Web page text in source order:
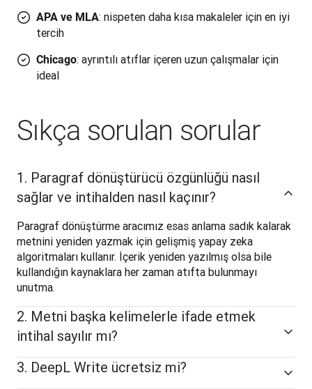
APA ve MLA: nispeten daha kısa makaleler için en iyi
tercih
Chicago: ayrıntılı atıflar içeren uzun çalışmalar için
ideal
Sıkça sorulan sorular
1. Paragraf dönüştürücü özgünlüğü nasıl
sağlar ve intihalden nasıl kaçınır?
Paragraf dönüştürme aracımız esas anlama sadık kalarak
metnini yeniden yazmak için gelişmiş yapay zeka
algoritmaları kullanır. İçerik yeniden yazılmış olsa bile
kullandığın kaynaklara her zaman atıfta bulunmayı
unutma.
2. Metni başka kelimelerle ifade etmek
intihal sayılır mı?
3. DeepL Write ücretsiz mi?